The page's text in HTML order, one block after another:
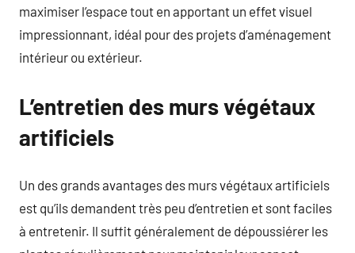
maximiser l’espace tout en apportant un effet visuel
impressionnant, idéal pour des projets d’aménagement
intérieur ou extérieur.
L’entretien des murs végétaux
artificiels
Un des grands avantages des murs végétaux artificiels
est qu’ils demandent très peu d’entretien et sont faciles
à entretenir. Il suffit généralement de dépoussiérer les